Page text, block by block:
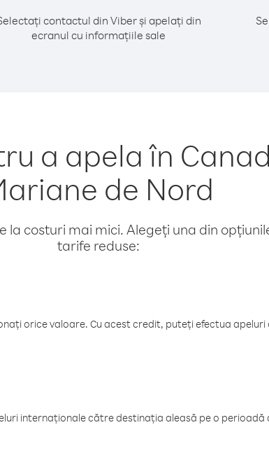
contactul din Viber și apelați din
ecranul cu informațiile sale
a apela în
de Nord
costuri mai mici. Alegeți una din
tarife reduse:
orice valoare. Cu acest credit, puteți efectua
internaționale către destinația aleasă pe o perioadă